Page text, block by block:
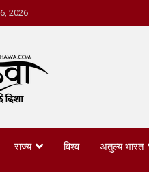
2026
राज्य विश्व अतुल्य भारत